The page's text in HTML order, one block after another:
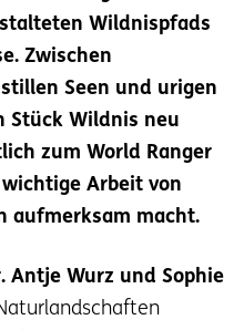
Wildnispfads
Zwischen
Seen und urigen
Stück Wildnis neu
zum World Ranger
Arbeit von
aufmerksam macht.
Antje Wurz und Sophie